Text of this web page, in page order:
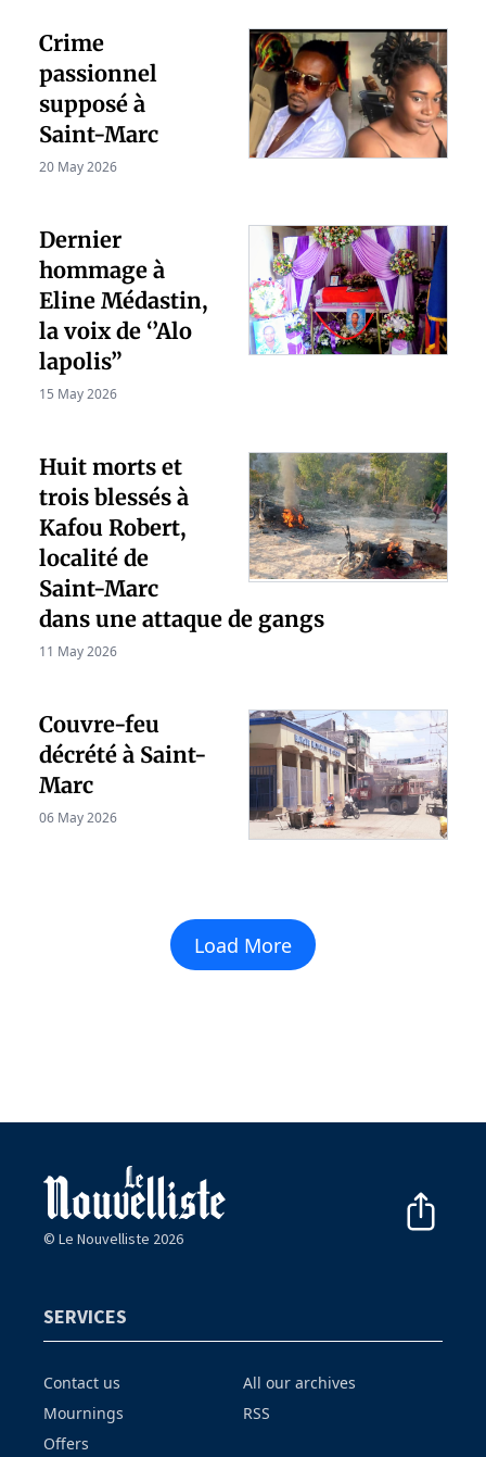
Crime
passionnel
supposé à
Saint-Marc
20 May 2026
Dernier
hommage à
Eline Médastin,
la voix de ‘’Alo
lapolis”
15 May 2026
Huit morts et
trois blessés à
Kafou Robert,
localité de
Saint-Marc
dans une attaque de gangs
11 May 2026
Couvre-feu
décrété à Saint-
Marc
06 May 2026
Load More
© Le Nouvelliste 2026
SERVICES
Contact us
Mournings
Offers
All our archives
RSS